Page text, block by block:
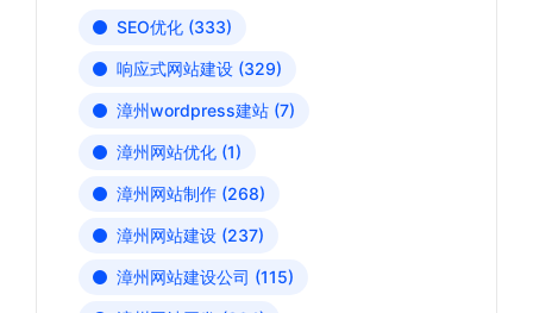
SEO优化 (333)
响应式网站建设 (329)
漳州wordpress建站 (7)
漳州网站优化 (1)
漳州网站制作 (268)
漳州网站建设 (237)
漳州网站建设公司 (115)